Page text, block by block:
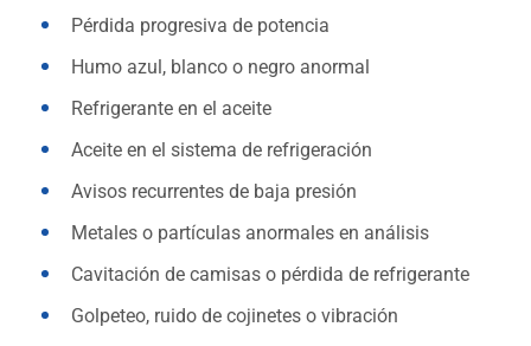
Pérdida progresiva de potencia
Humo azul, blanco o negro anormal
Refrigerante en el aceite
Aceite en el sistema de refrigeración
Avisos recurrentes de baja presión
Metales o partículas anormales en análisis
Cavitación de camisas o pérdida de refrigerante
Golpeteo, ruido de cojinetes o vibración